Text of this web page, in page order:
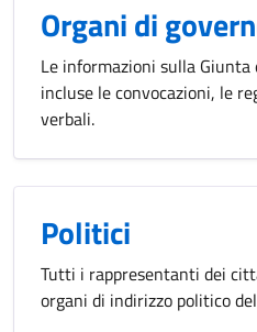
Organi di
Le informazioni sulla Giunta
incluse le convocazioni, le
verbali.
Politici
Tutti i rappresentanti dei
organi di indirizzo politico